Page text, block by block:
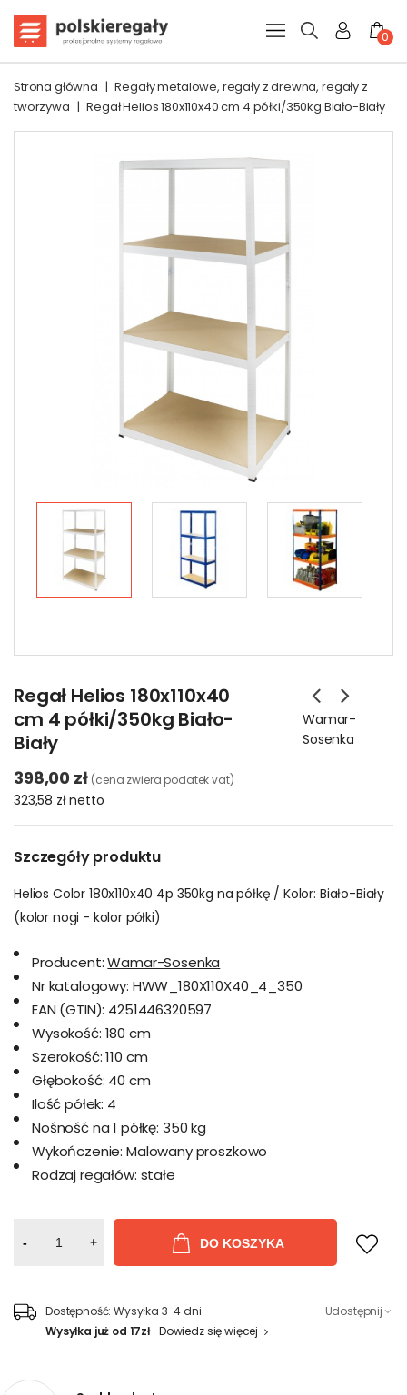
0
Strona główna | Regały metalowe, regały z drewna, regały z
tworzywa | Regał Helios 180x110x40 cm 4 półki/350kg Biało-Biały
Regał Helios 180x110x40
cm 4 półki/350kg Biało-
Biały
Wamar-
Sosenka
398,00 zł (cena zwiera podatek vat)
323,58 złnetto
Szczegóły produktu
Helios Color 180x110x40 4p 350kg na półkę / Kolor: Biało-Biały
(kolor nogi - kolor półki)
Producent: Wamar-Sosenka
Nr katalogowy: HWW_180X110X40_4_350
EAN (GTIN): 4251446320597
Wysokość: 180 cm
Szerokość: 110 cm
Głębokość: 40 cm
Ilość półek: 4
Nośność na 1 półkę: 350 kg
Wykończenie: Malowany proszkowo
Rodzaj regałów: stałe
- + DO KOSZYKA
Dostępność: Wysyłka 3-4 dni
Wysyłka już od 17zł Dowiedz się więcej
Udostępnij